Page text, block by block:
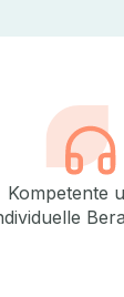
Kompetente